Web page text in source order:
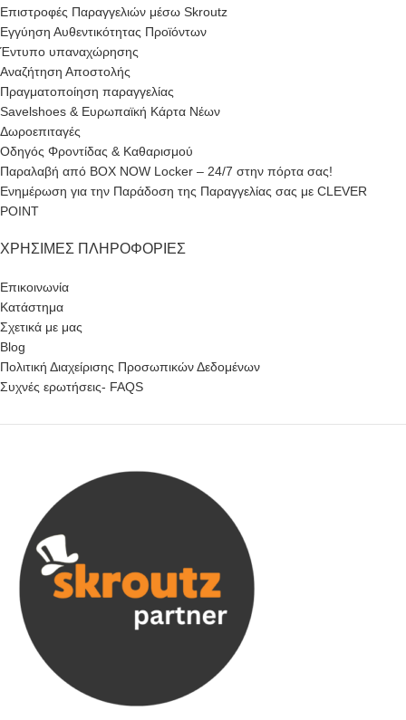
Επιστροφές Παραγγελιών μέσω Skroutz
Εγγύηση Αυθεντικότητας Προϊόντων
Έντυπο υπαναχώρησης
Αναζήτηση Αποστολής
Πραγματοποίηση παραγγελίας
Savelshoes & Ευρωπαϊκή Κάρτα Νέων
Δωροεπιταγές
Οδηγός Φροντίδας & Καθαρισμού
Παραλαβή από BOX NOW Locker – 24/7 στην πόρτα σας!
Ενημέρωση για την Παράδοση της Παραγγελίας σας με CLEVER
POINT
ΧΡΉΣΙΜΕΣ ΠΛΗΡΟΦΟΡΊΕΣ
Επικοινωνία
Κατάστημα
Σχετικά με μας
Blog
Πολιτική Διαχείρισης Προσωπικών Δεδομένων
Συχνές ερωτήσεις- FAQS